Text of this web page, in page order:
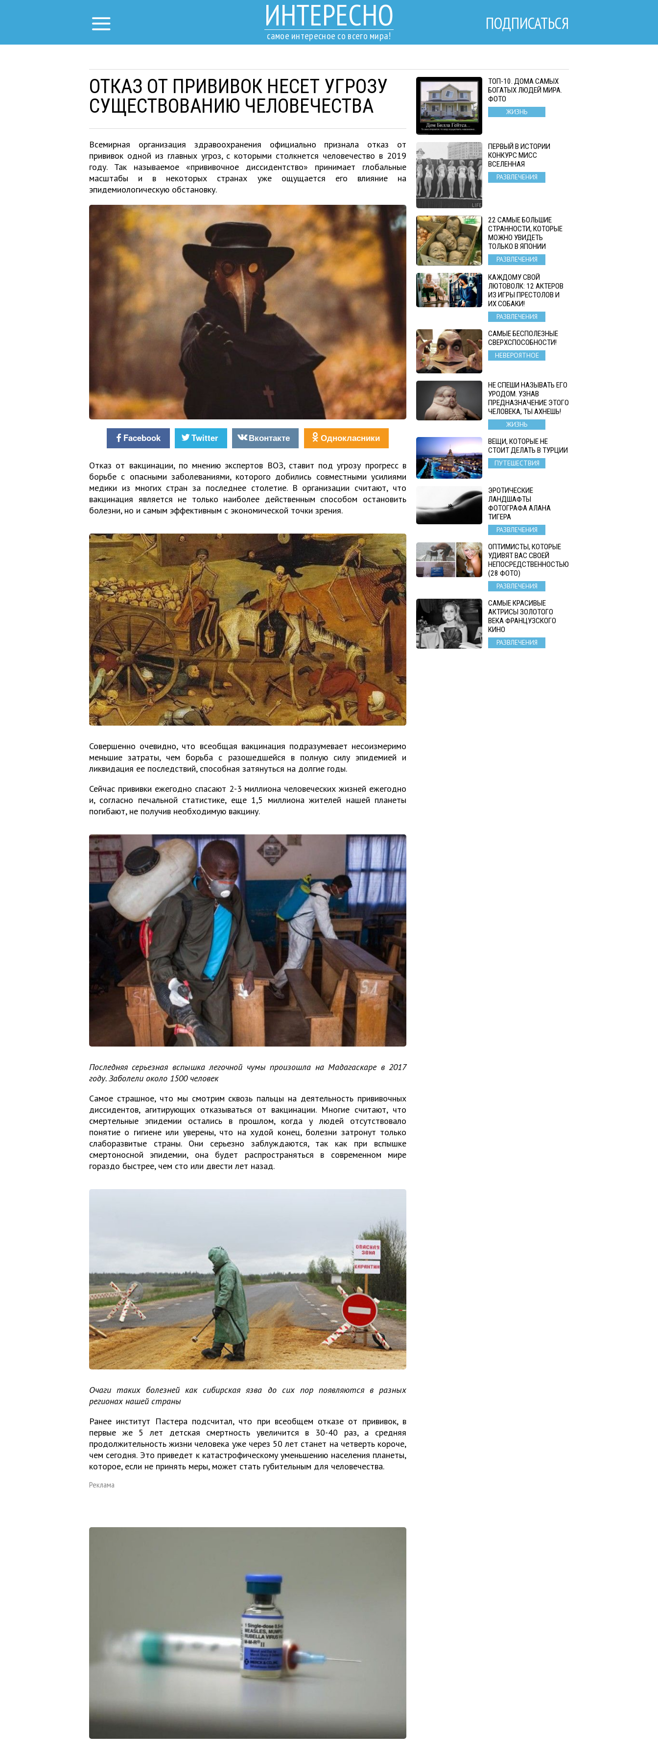
ИНТЕРЕСНО
самое интересное со всего мира!
ПОДПИСАТЬСЯ
ОТКАЗ ОТ ПРИВИВОК НЕСЕТ УГРОЗУ
СУЩЕСТВОВАНИЮ ЧЕЛОВЕЧЕСТВА
Всемирная организация здравоохранения официально признала отказ от
прививок одной из главных угроз, с которыми столкнется человечество в 2019
году. Так называемое «прививочное диссидентство» принимает глобальные
масштабы и в некоторых странах уже ощущается его влияние на
эпидемиологическую обстановку.
Facebook Twitter Вконтакте Однокласники
Отказ от вакцинации, по мнению экспертов ВОЗ, ставит под угрозу прогресс в
борьбе с опасными заболеваниями, которого добились совместными усилиями
медики из многих стран за последнее столетие. В организации считают, что
вакцинация является не только наиболее действенным способом остановить
болезни, но и самым эффективным с экономической точки зрения.
Совершенно очевидно, что всеобщая вакцинация подразумевает несоизмеримо
меньшие затраты, чем борьба с разошедшейся в полную силу эпидемией и
ликвидация ее последствий, способная затянуться на долгие годы.
Сейчас прививки ежегодно спасают 2-3 миллиона человеческих жизней ежегодно
и, согласно печальной статистике, еще 1,5 миллиона жителей нашей планеты
погибают, не получив необходимую вакцину.
Последняя серьезная вспышка легочной чумы произошла на Мадагаскаре в 2017
году. Заболели около 1500 человек
Самое страшное, что мы смотрим сквозь пальцы на деятельность прививочных
диссидентов, агитирующих отказываться от вакцинации. Многие считают, что
смертельные эпидемии остались в прошлом, когда у людей отсутствовало
понятие о гигиене или уверены, что на худой конец, болезни затронут только
слаборазвитые страны. Они серьезно заблуждаются, так как при вспышке
смертоносной эпидемии, она будет распространяться в современном мире
гораздо быстрее, чем сто или двести лет назад.
Очаги таких болезней как сибирская язва до сих пор появляются в разных
регионах нашей страны
Ранее институт Пастера подсчитал, что при всеобщем отказе от прививок, в
первые же 5 лет детская смертность увеличится в 30-40 раз, а средняя
продолжительность жизни человека уже через 50 лет станет на четверть короче,
чем сегодня. Это приведет к катастрофическому уменьшению населения планеты,
которое, если не принять меры, может стать губительным для человечества.
Реклама
ТОП-10. ДОМА САМЫХ
БОГАТЫХ ЛЮДЕЙ МИРА.
ФОТО
ЖИЗНЬ
ПЕРВЫЙ В ИСТОРИИ
КОНКУРС МИСС
ВСЕЛЕННАЯ
РАЗВЛЕЧЕНИЯ
22 САМЫЕ БОЛЬШИЕ
СТРАННОСТИ, КОТОРЫЕ
МОЖНО УВИДЕТЬ
ТОЛЬКО В ЯПОНИИ
РАЗВЛЕЧЕНИЯ
КАЖДОМУ СВОЙ
ЛЮТОВОЛК: 12 АКТЕРОВ
ИЗ ИГРЫ ПРЕСТОЛОВ И
ИХ СОБАКИ!
РАЗВЛЕЧЕНИЯ
САМЫЕ БЕСПОЛЕЗНЫЕ
СВЕРХСПОСОБНОСТИ!
НЕВЕРОЯТНОЕ
НЕ СПЕШИ НАЗЫВАТЬ ЕГО
УРОДОМ. УЗНАВ
ПРЕДНАЗНАЧЕНИЕ ЭТОГО
ЧЕЛОВЕКА, ТЫ АХНЕШЬ!
ЖИЗНЬ
ВЕЩИ, КОТОРЫЕ НЕ
СТОИТ ДЕЛАТЬ В ТУРЦИИ
ПУТЕШЕСТВИЯ
ЭРОТИЧЕСКИЕ
ЛАНДШАФТЫ
ФОТОГРАФА АЛАНА
ТИГЕРА
РАЗВЛЕЧЕНИЯ
ОПТИМИСТЫ, КОТОРЫЕ
УДИВЯТ ВАС СВОЕЙ
НЕПОСРЕДСТВЕННОСТЬЮ
(28 ФОТО)
РАЗВЛЕЧЕНИЯ
САМЫЕ КРАСИВЫЕ
АКТРИСЫ ЗОЛОТОГО
ВЕКА ФРАНЦУЗСКОГО
КИНО
РАЗВЛЕЧЕНИЯ